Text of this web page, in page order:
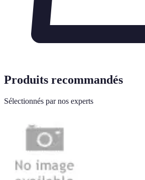
Produits recommandés
Sélectionnés par nos experts